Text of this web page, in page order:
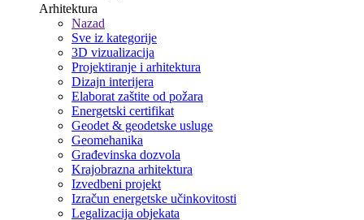
Arhitektura
Nazad
Sve iz kategorije
3D vizualizacija
Projektiranje i arhitektura
Dizajn interijera
Elaborat zaštite od požara
Energetski certifikat
Geodet & geodetske usluge
Geomehanika
Građevinska dozvola
Krajobrazna arhitektura
Izvedbeni projekt
Izračun energetske učinkovitosti
Legalizacija objekata